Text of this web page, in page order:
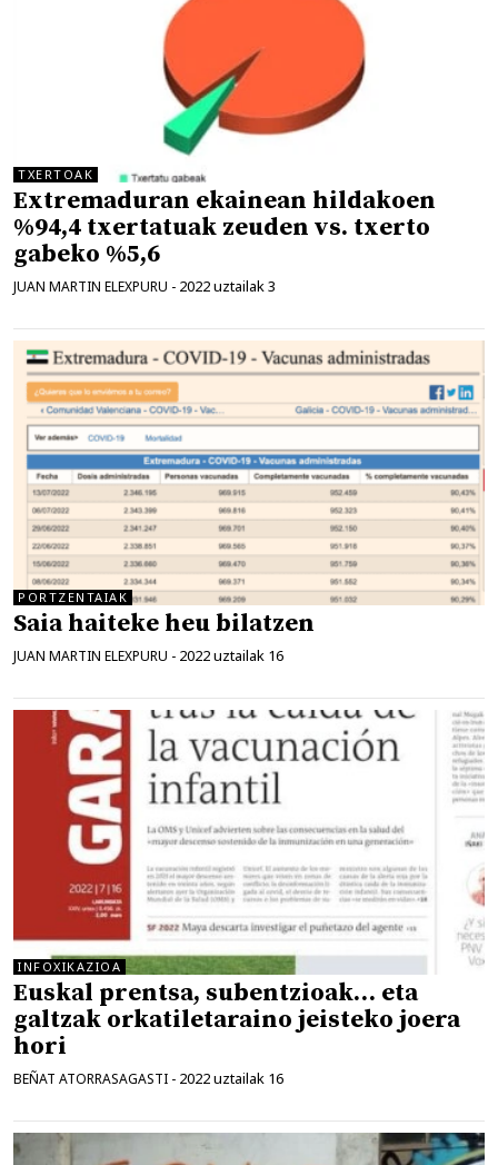
TXERTOAK
Extremaduran ekainean hildakoen
%94,4 txertatuak zeuden vs. txerto
gabeko %5,6
JUAN MARTIN ELEXPURU - 2022 uztailak 3
PORTZENTAIAK
Saia haiteke heu bilatzen
JUAN MARTIN ELEXPURU - 2022 uztailak 16
INFOXIKAZIOA
Euskal prentsa, subentzioak… eta
galtzak orkatiletaraino jeisteko joera
hori
BEÑAT ATORRASAGASTI - 2022 uztailak 16